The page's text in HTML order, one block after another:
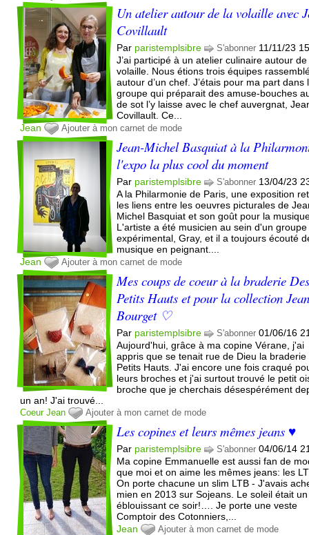
Un atelier autour de la volaille avec
Covillault
Par paristemplsibre S'abonner 11/11/23
J’ai participé à un atelier culinaire autour
volaille. Nous étions trois équipes
autour d’un chef. J’étais pour ma part dans
groupe qui préparait des amuse-bouches
de sot l’y laisse avec le chef auvergnat,
Covillault. Ce...
Jean
Ajouter à mon carnet de mode
Jean-Michel Basquiat à la
l'expo la plus cool du moment
Par paristemplsibre S'abonner 13/04/23
A la Philarmonie de Paris, une exposition
les liens entre les oeuvres picturales de
Michel Basquiat et son goût pour la
L'artiste a été musicien au sein d'un groupe
expérimental, Gray, et il a toujours écouté
musique en peignant....
Jean
Ajouter à mon carnet de mode
Mes coups de coeur à la braderie
Petits Hauts et pour la collection
Bourget ♡
Par paristemplsibre S'abonner 01/06/16
Aujourd'hui, grâce à ma copine Vérane, j'ai
appris que se tenait rue de Dieu la braderie
Petits Hauts. J'ai encore une fois craqué
leurs broches et j'ai surtout trouvé le petit
broche que je cherchais désespérément
un an! J'ai trouvé...
Coeur Jean Ajouter à mon carnet de mode
Les copines et leurs mêmes jeans ♥
Par paristemplsibre S'abonner 04/06/14
Ma copine Emmanuelle est aussi fan de
que moi et on aime les mêmes jeans: les
On porte chacune un slim LTB - J'avais
mien en 2013 sur Sojeans. Le soleil était
éblouissant ce soir!…. Je porte une veste
Comptoir des Cotonniers,...
Jean
Ajouter à mon carnet de mode